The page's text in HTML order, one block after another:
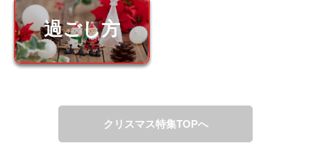
過ごし方
クリスマス特集TOPへ